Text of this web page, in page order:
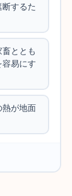
するた
ととも
易にす
熱が地面